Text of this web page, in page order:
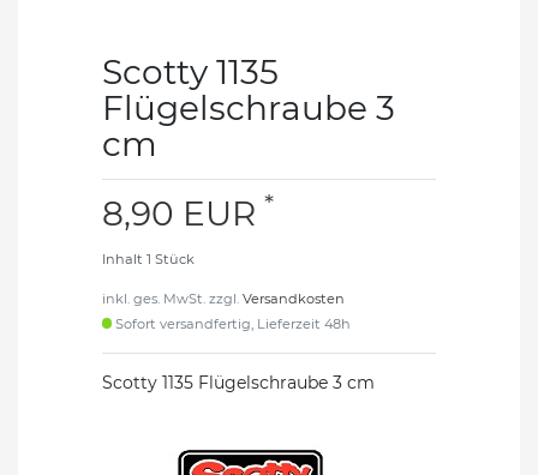
Scotty 1135
Flügelschraube 3
cm
8,90 EUR *
Inhalt 1 Stück
inkl. ges. MwSt. zzgl. Versandkosten
Sofort versandfertig, Lieferzeit 48h
Scotty 1135 Flügelschraube 3 cm